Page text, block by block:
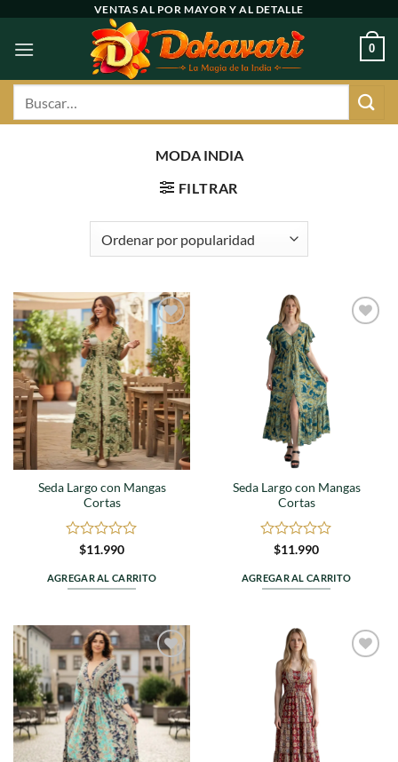
contenido
VENTAS AL POR MAYOR Y AL DETALLE
0
MODA INDIA
FILTRAR
Agregar
a
favoritos
Seda Largo con Mangas
Cortas
Valorado
0
de
$11.990
AGREGAR AL CARRITO
Seda Largo con Mangas
Cortas
Valorado
0
de
$11.990
AGREGAR AL CARRITO
Agregar
a
favoritos